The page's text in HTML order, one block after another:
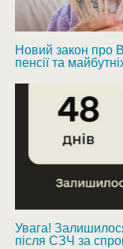
Новий закон про
пенсії та
Увага!
після СЗЧ за